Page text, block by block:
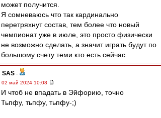
может получится.
Я сомневаюсь что так кардинально
перетряхнут состав, тем более что новый
чемпионат уже в июле, это просто физически
не возможно сделать, а значит играть будут по
большому счету теми кто есть сейчас.
SAS -
02 май 2024 10:08
И чтоб не впадать в Эйфорию, точно
Тьпфу, тьпфу, тьпфу-;)